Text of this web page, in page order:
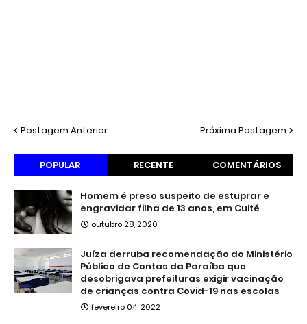
Postagem Anterior Próxima Postagem
POPULAR RECENTE COMENTÁRIOS
Homem é preso suspeito de estuprar e
engravidar filha de 13 anos, em Cuité
outubro 28, 2020
Juíza derruba recomendação do Ministério
Público de Contas da Paraíba que
desobrigava prefeituras exigir vacinação
de crianças contra Covid-19 nas escolas
fevereiro 04, 2022